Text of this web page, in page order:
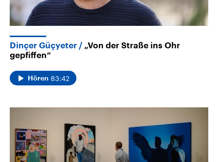
Dinçer Güçyeter
„Von der Straße ins Ohr
gepfiffen“
Hören 83:42